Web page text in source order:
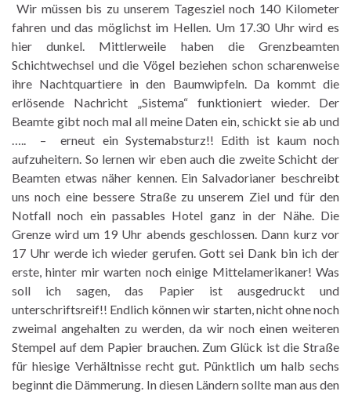
Wir müssen bis zu unserem Tagesziel noch 140 Kilometer
fahren und das möglichst im Hellen. Um 17.30 Uhr wird es
hier dunkel. Mittlerweile haben die Grenzbeamten
Schichtwechsel und die Vögel beziehen schon scharenweise
ihre Nachtquartiere in den Baumwipfeln. Da kommt die
erlösende Nachricht „Sistema“ funktioniert wieder. Der
Beamte gibt noch mal all meine Daten ein, schickt sie ab und
….. – erneut ein Systemabsturz!! Edith ist kaum noch
aufzuheitern. So lernen wir eben auch die zweite Schicht der
Beamten etwas näher kennen. Ein Salvadorianer beschreibt
uns noch eine bessere Straße zu unserem Ziel und für den
Notfall noch ein passables Hotel ganz in der Nähe. Die
Grenze wird um 19 Uhr abends geschlossen. Dann kurz vor
17 Uhr werde ich wieder gerufen. Gott sei Dank bin ich der
erste, hinter mir warten noch einige Mittelamerikaner! Was
soll ich sagen, das Papier ist ausgedruckt und
unterschriftsreif!! Endlich können wir starten, nicht ohne noch
zweimal angehalten zu werden, da wir noch einen weiteren
Stempel auf dem Papier brauchen. Zum Glück ist die Straße
für hiesige Verhältnisse recht gut. Pünktlich um halb sechs
beginnt die Dämmerung. In diesen Ländern sollte man aus den